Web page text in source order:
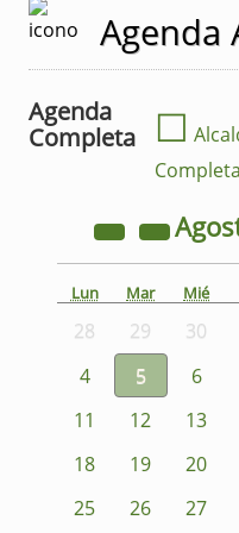
Agenda
Agenda
Completa
☐
Completa
Lun Mar Mié
28 29 30
4
5 6
11
12 13
18
19 20
25
26 27